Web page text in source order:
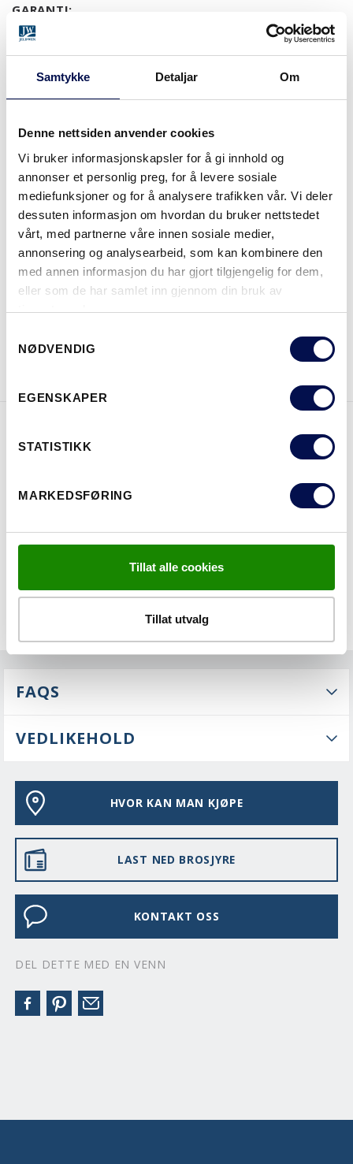
Samtykke Detaljar Om
Denne nettsiden anvender cookies
Vi bruker informasjonskapsler for å gi innhold og
annonser et personlig preg, for å levere sosiale
mediefunksjoner og for å analysere trafikken vår. Vi deler
dessuten informasjon om hvordan du bruker nettstedet
vårt, med partnerne våre innen sosiale medier,
annonsering og analysearbeid, som kan kombinere den
med annen informasjon du har gjort tilgjengelig for dem,
eller som de har samlet inn gjennom din bruk av
tjenestene deres.
Selection
NØDVENDIG
EGENSKAPER
STATISTIKK
MARKEDSFØRING
Tillat alle cookies
Tillat utvalg
GARANTI:
5 ÅRS PRODUKTGARANTI
OVERFLATER (5)
STØRRELSER
HVOR KAN MAN KJØPE
LAST NED BROSJYRE KONTAKT OSS
FAQS
VEDLIKEHOLD
HVOR KAN MAN KJØPE
LAST NED BROSJYRE
KONTAKT OSS
DEL DETTE MED EN VENN